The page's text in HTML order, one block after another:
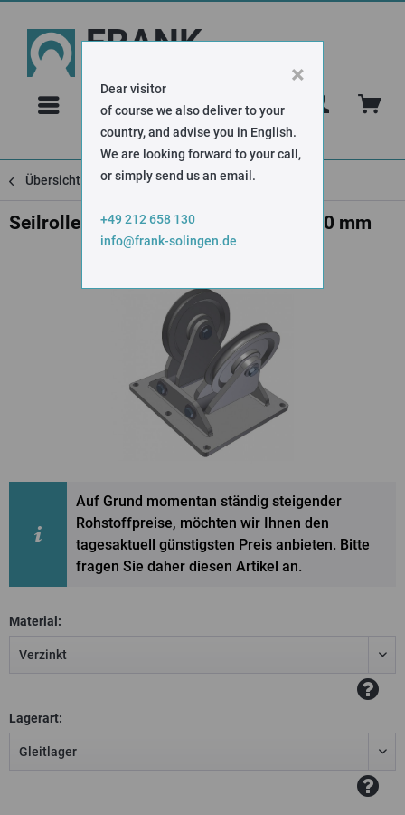
FAQ
Übersicht Seilrollen zweifach schwenkbar
Seilrollen zweifach schwenkbar Ø 200 mm
Auf Grund momentan ständig steigender
Rohstoffpreise, möchten wir Ihnen den
tagesaktuell günstigsten Preis anbieten. Bitte
fragen Sie daher diesen Artikel an.
Material:
Lagerart:
×
Dear visitor
of course we also deliver to your
country, and advise you in English.
We are looking forward to your call,
or simply send us an email.
+49 212 658 130
info@frank-solingen.de